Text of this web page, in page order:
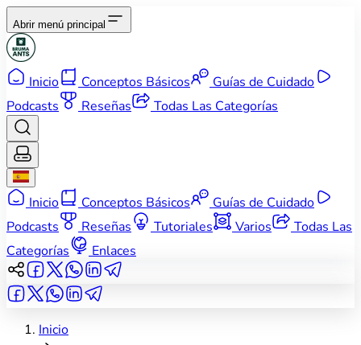
Abrir menú principal
Inicio Conceptos Básicos
Guías de Cuidado
Podcasts
Reseñas Todas Las Categorías
Inicio Conceptos Básicos
Guías de Cuidado
Podcasts
Reseñas Tutoriales Varios
Todas Las
Categorías
Enlaces
Inicio